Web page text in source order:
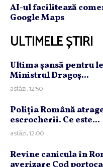
AI-ul facilitează
Google Maps
ULTIMELE ȘTIRI
Ultima şansă pentru
Ministrul Dragoş...
astăzi, 12:50
Poliţia Română
escrocherii. Ce este...
astăzi, 12:00
Revine canicula în